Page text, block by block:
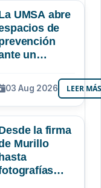
UMSA abre
de
un
Niño que
superar
los tres
03 Aug 2026 LEER
la firma
Murillo